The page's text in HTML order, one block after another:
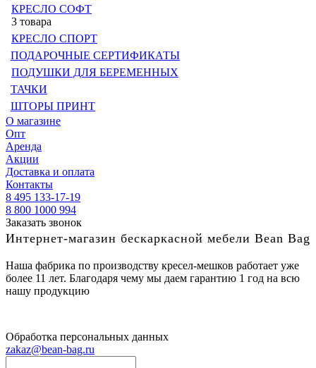
КРЕСЛО СОФТ
3 товара
КРЕСЛО СПОРТ
ПОДАРОЧНЫЕ СЕРТИФИКАТЫ
ПОДУШКИ ДЛЯ БЕРЕМЕННЫХ
ТАЧКИ
ШТОРЫ ПРИНТ
О магазине
Опт
Аренда
Акции
Доставка и оплата
Контакты
8 495 133-17-19
8 800 1000 994
Заказать звонок
Интернет-магазин бескаркасной мебели Bean Bag
Наша фабрика по производству кресел-мешков работает уже
более 11 лет. Благодаря чему мы даем гарантию 1 год на всю
нашу продукцию
Обработка персональных данных
zakaz@bean-bag.ru